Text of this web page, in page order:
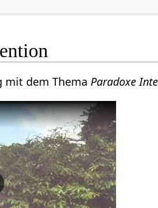
mit dem ThemaParadoxe